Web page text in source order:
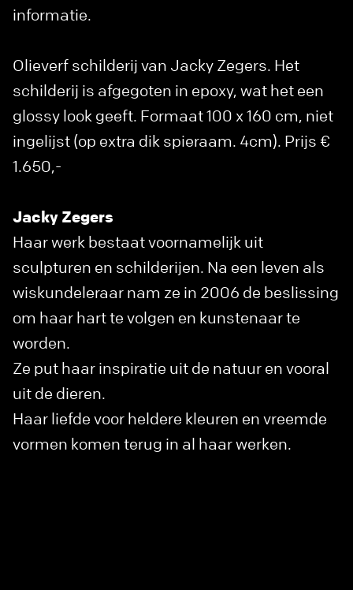
informatie.
Olieverf schilderij van Jacky Zegers. Het
schilderij is afgegoten in epoxy, wat het een
glossy look geeft. Formaat 100 x 160 cm, niet
ingelijst (op extra dik spieraam. 4cm). Prijs €
1.650,-
Jacky Zegers
Haar werk bestaat voornamelijk uit
sculpturen en schilderijen. Na een leven als
wiskundeleraar nam ze in 2006 de beslissing
om haar hart te volgen en kunstenaar te
worden.
Ze put haar inspiratie uit de natuur en vooral
uit de dieren.
Haar liefde voor heldere kleuren en vreemde
vormen komen terug in al haar werken.